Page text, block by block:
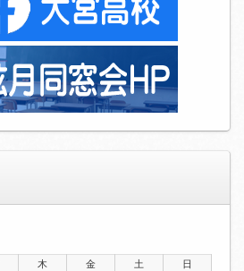
木 金 土 日